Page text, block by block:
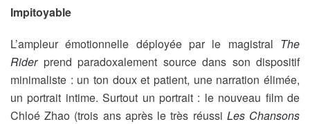
Impitoyable
L’ampleur émotionnelle déployée par le magistral The
Riderprend paradoxalement source dans son dispositif
minimaliste : un ton doux et patient, une narration élimée,
un portrait intime. Surtout un portrait : le nouveau film de
Chloé Zhao (trois ans après le très réussi Les Chansons